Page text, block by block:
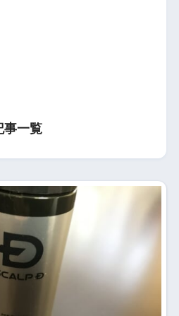
事一覧